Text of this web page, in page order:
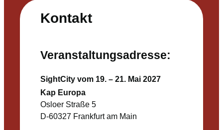
Kontakt
Veranstaltungsadresse:
SightCity vom 19. – 21. Mai 2027
Kap Europa
Osloer Straße 5
D-60327 Frankfurt am Main